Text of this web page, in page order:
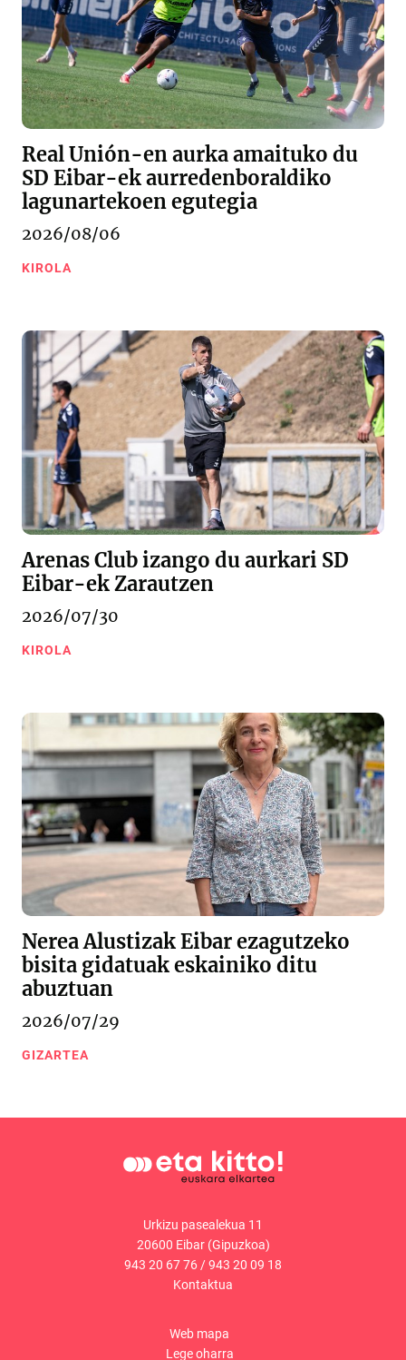
Real Unión-en aurka amaituko du
SD Eibar-ek aurredenboraldiko
lagunartekoen egutegia
2026/08/06
KIROLA
Arenas Club izango du aurkari SD
Eibar-ek Zarautzen
2026/07/30
KIROLA
Nerea Alustizak Eibar ezagutzeko
bisita gidatuak eskainiko ditu
abuztuan
2026/07/29
GIZARTEA
Urkizu pasealekua 11
20600 Eibar (Gipuzkoa)
943 20 67 76 /943 20 09 18
Kontaktua
Web mapa
Lege oharra